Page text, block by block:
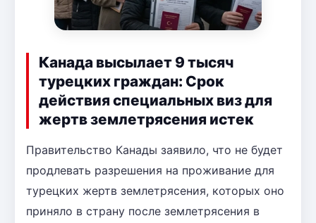
Канада высылает 9 тысяч
турецких граждан: Срок
действия специальных виз для
жертв землетрясения истек
Правительство Канады заявило, что не будет
продлевать разрешения на проживание для
турецких жертв землетрясения, которых оно
приняло в страну после землетрясения в